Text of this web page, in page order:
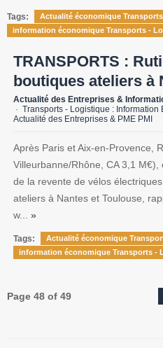
Tags:
Actualité économique
information économique Transports -
TRANSPORTS :
boutiques ateliers à
Actualité des Entreprises &
Transports - Logistique :
Actualité des Entreprises & PME PMI
Après Paris et Aix-en-Provence,
Villeurbanne/Rhône, CA 3,1
de la revente de vélos
ateliers à Nantes et Toulouse,
w... »
Tags:
Actualité économique
information économique Transports -
Page 48 of 49